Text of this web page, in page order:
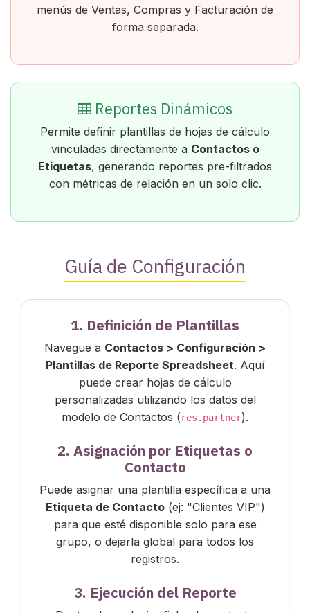
menús de Ventas, Compras y Facturación de
forma separada.
Reportes Dinámicos
Permite definir plantillas de hojas de cálculo
vinculadas directamente a Contactos o
Etiquetas, generando reportes pre-filtrados
con métricas de relación en un solo clic.
Guía de Configuración
1. Definición de Plantillas
Navegue a Contactos > Configuración >
Plantillas de Reporte Spreadsheet. Aquí
puede crear hojas de cálculo
personalizadas utilizando los datos del
modelo de Contactos (res.partner).
2. Asignación por Etiquetas o
Contacto
Puede asignar una plantilla específica a una
Etiqueta de Contacto(ej: "Clientes VIP")
para que esté disponible solo para ese
grupo, o dejarla global para todos los
registros.
3. Ejecución del Reporte